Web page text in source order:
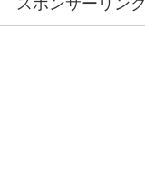
スポンサーリンク